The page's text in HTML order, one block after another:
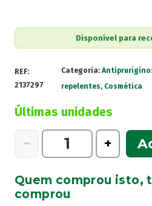
Disponível para
REF:
2137297
Categoria:
repelentes, Cosmética
Últimas unidades
−
Quantidade
10
mg/g-
+
Quem comprou isto,
comprou